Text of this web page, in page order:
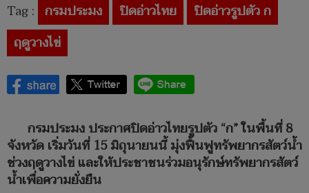
Tag : กรมประมง ปิดอ่าวไทย
ปิดอ่าวรูปตัว ก
ฤดูวางไข่
กรมประมง ประกาศปิดอ่าวไทยรูปตัว “ก” ในพื้นที่ 8
จังหวัด เริ่มวันที่ 15 มิถุนายนนี้ มุ่งฟื้นฟูทรัพยากรสัตว์น้ำ
ช่วงฤดูวางไข่ และให้ประชาชนร่วมอนุรักษ์ทรัพยากรสัตว์
น้ำเพื่อความยั่งยืน